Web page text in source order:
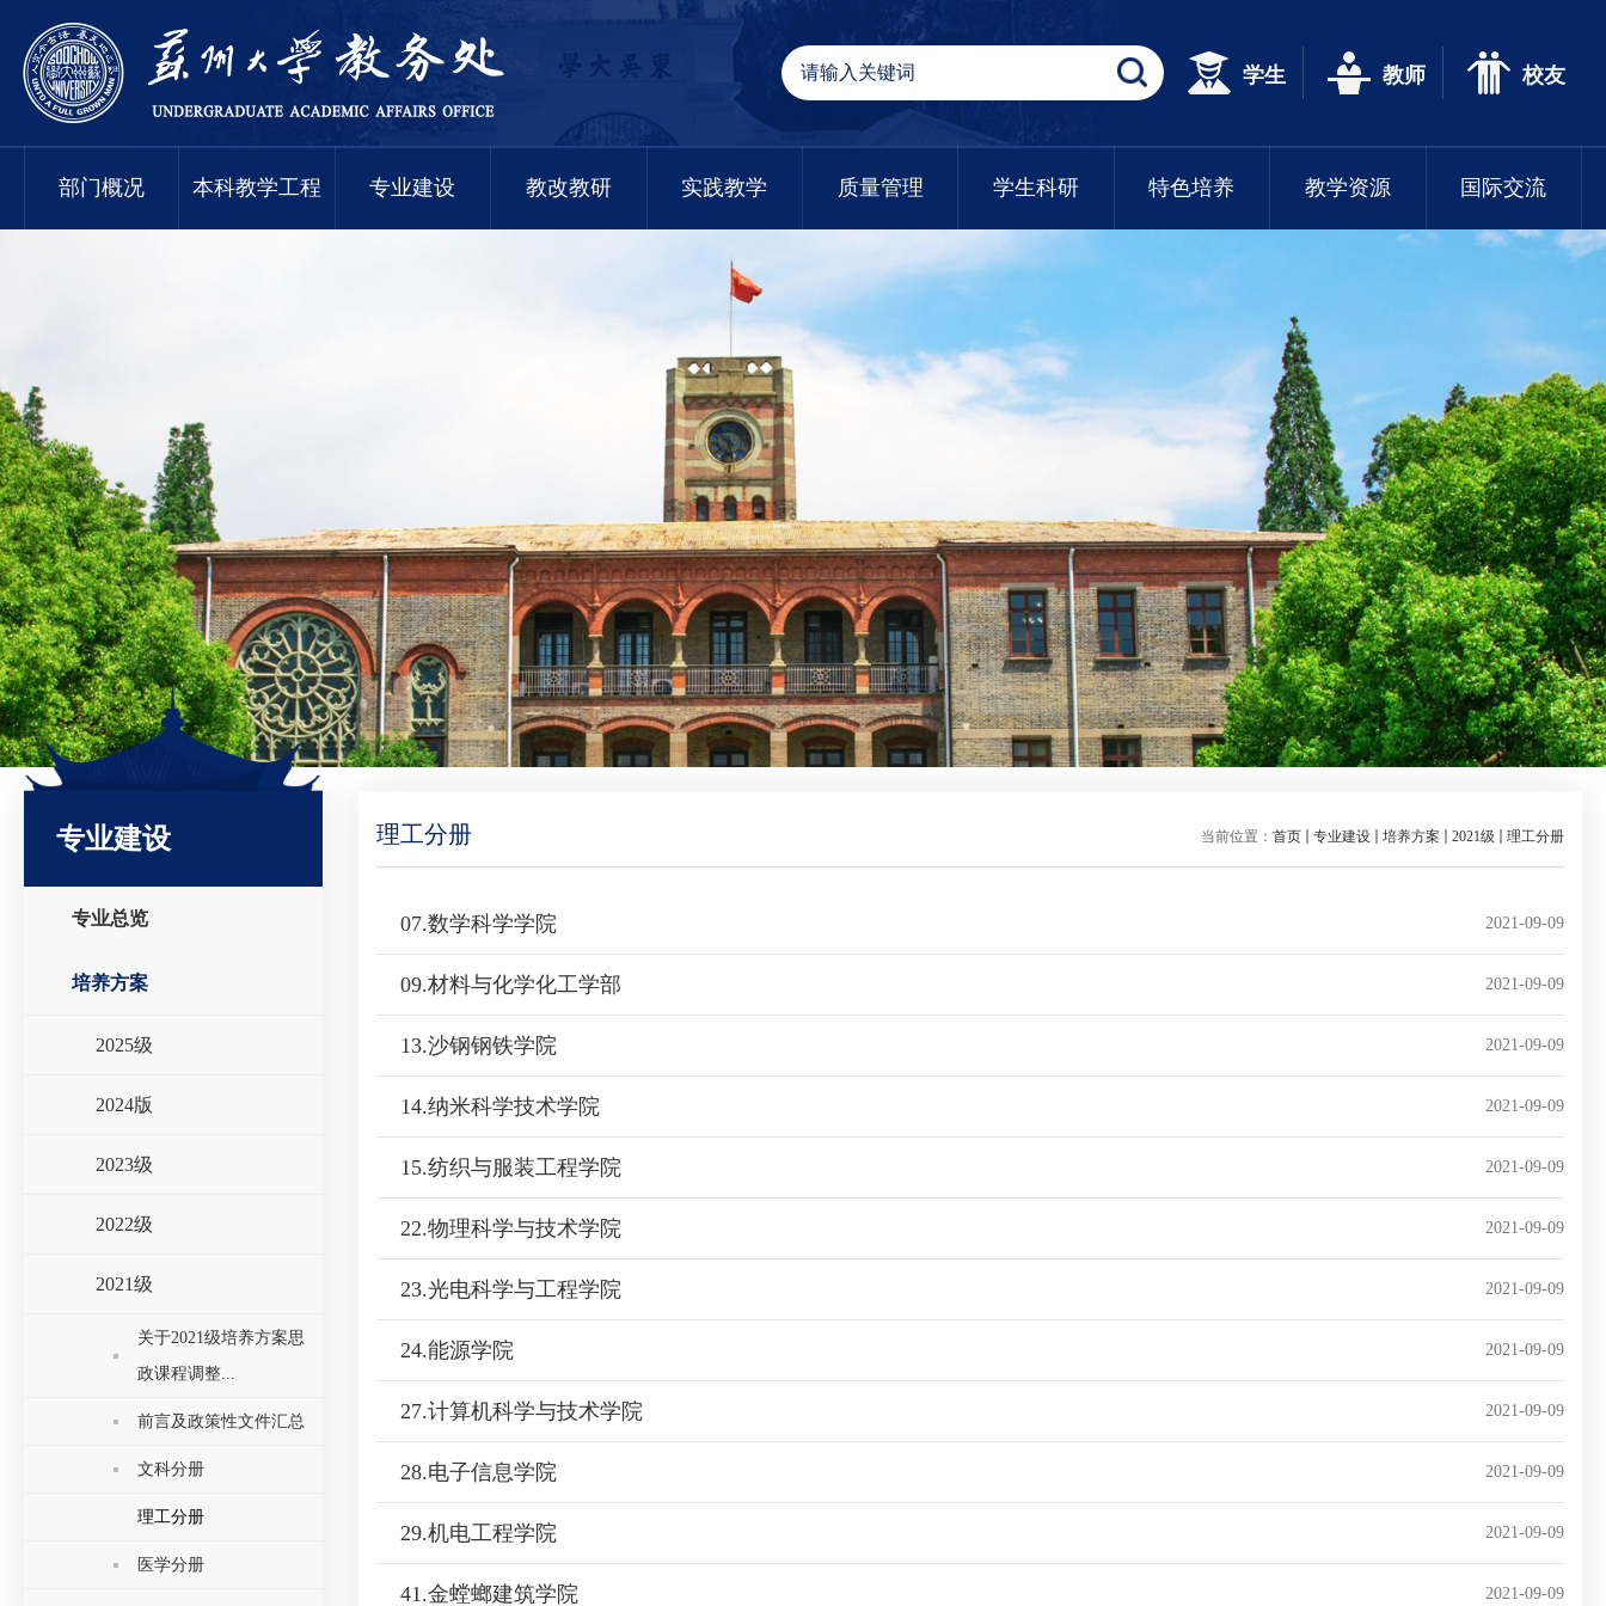
学生 教师 校友
部门概况 本科教学工程 专业建设 教改教研 实践教学 质量管理 学生科研 特色培养 教学资源 国际交流
专业建设
专业总览
培养方案
2025级
2024版
2023级
2022级
2021级
关于2021级培养方案思
政课程调整...
前言及政策性文件汇总
文科分册
理工分册
医学分册
当前位置： 首页 专业建设 培养方案 2021级 理工分册
理工分册
07.数学科学学院 2021-09-09
09.材料与化学化工学部 2021-09-09
13.沙钢钢铁学院 2021-09-09
14.纳米科学技术学院 2021-09-09
15.纺织与服装工程学院 2021-09-09
22.物理科学与技术学院 2021-09-09
23.光电科学与工程学院 2021-09-09
24.能源学院 2021-09-09
27.计算机科学与技术学院 2021-09-09
28.电子信息学院 2021-09-09
29.机电工程学院 2021-09-09
41.金螳螂建筑学院 2021-09-09